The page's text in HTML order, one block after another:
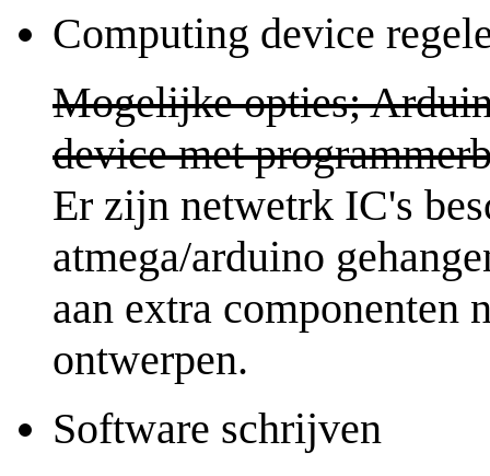
Computing device
Mogelijke opties;
device met
Er zijn netwetrk IC's
atmega/arduino
aan extra componenten
ontwerpen.
Software schrijven